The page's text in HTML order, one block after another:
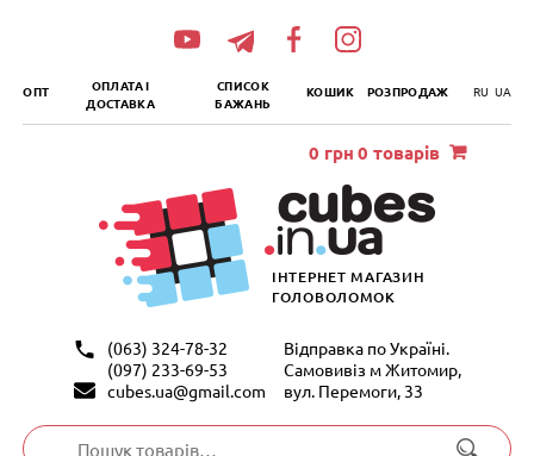
ОПТ
ОПЛАТА І
ДОСТАВКА
СПИСОК
БАЖАНЬ
КОШИК РОЗПРОДАЖ RU UA
ІНТЕРНЕТ МАГАЗИН
ГОЛОВОЛОМОК
(063) 324-78-32
(097) 233-69-53
cubes.ua@gmail.com
Відправка по Україні.
Самовивіз м Житомир,
вул. Перемоги, 33
Шукати:
0 грн 0 товарів